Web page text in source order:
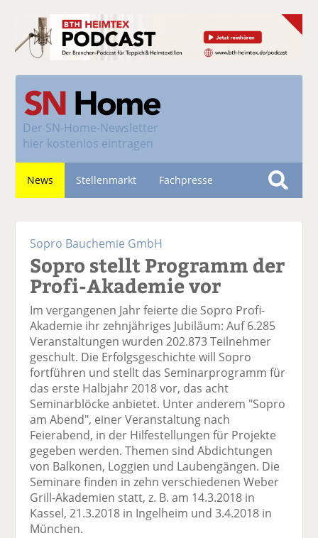
Der SN-Home-Newsletter
hier kostenlos eintragen
News Stellenmarkt Fachpresse
S
e
Sopro Bauchemie GmbH
Sopro stellt Programm der
Profi-Akademie vor
Im vergangenen Jahr feierte die Sopro Profi-
Akademie ihr zehnjähriges Jubiläum: Auf 6.285
Veranstaltungen wurden 202.873 Teilnehmer
geschult. Die Erfolgsgeschichte will Sopro
fortführen und stellt das Seminarprogramm für
das erste Halbjahr 2018 vor, das acht
Seminarblöcke anbietet. Unter anderem "Sopro
am Abend", einer Veranstaltung nach
Feierabend, in der Hilfestellungen für Projekte
gegeben werden. Themen sind Abdichtungen
von Balkonen, Loggien und Laubengängen. Die
Seminare finden in zehn verschiedenen Weber
Grill-Akademien statt, z. B. am 14.3.2018 in
Kassel, 21.3.2018 in Ingelheim und 3.4.2018 in
München.